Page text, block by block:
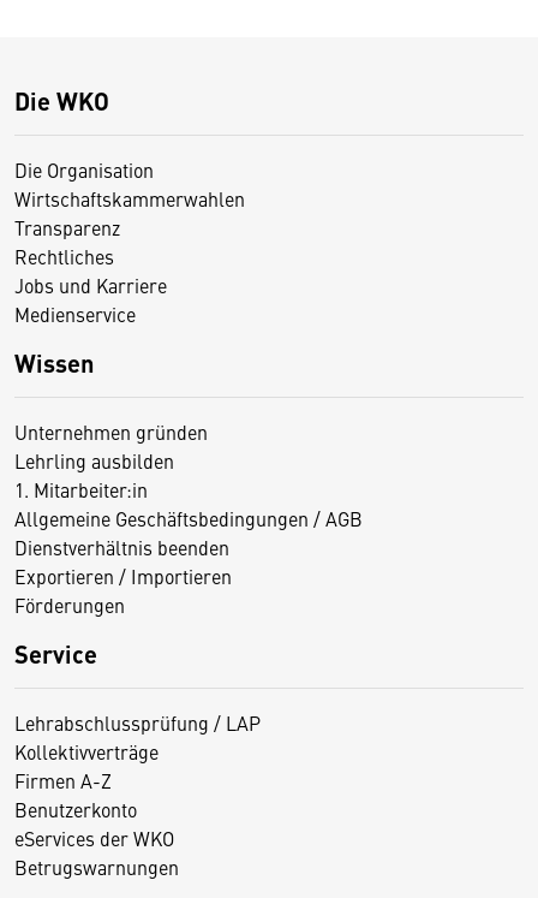
Die WKO
Die Organisation
Wirtschaftskammerwahlen
Transparenz
Rechtliches
Jobs und Karriere
Medienservice
Wissen
Unternehmen gründen
Lehrling ausbilden
1. Mitarbeiter:in
Allgemeine Geschäftsbedingungen / AGB
Dienstverhältnis beenden
Exportieren / Importieren
Förderungen
Service
Lehrabschlussprüfung / LAP
Kollektivverträge
Firmen A-Z
Benutzerkonto
eServices der WKO
Betrugswarnungen